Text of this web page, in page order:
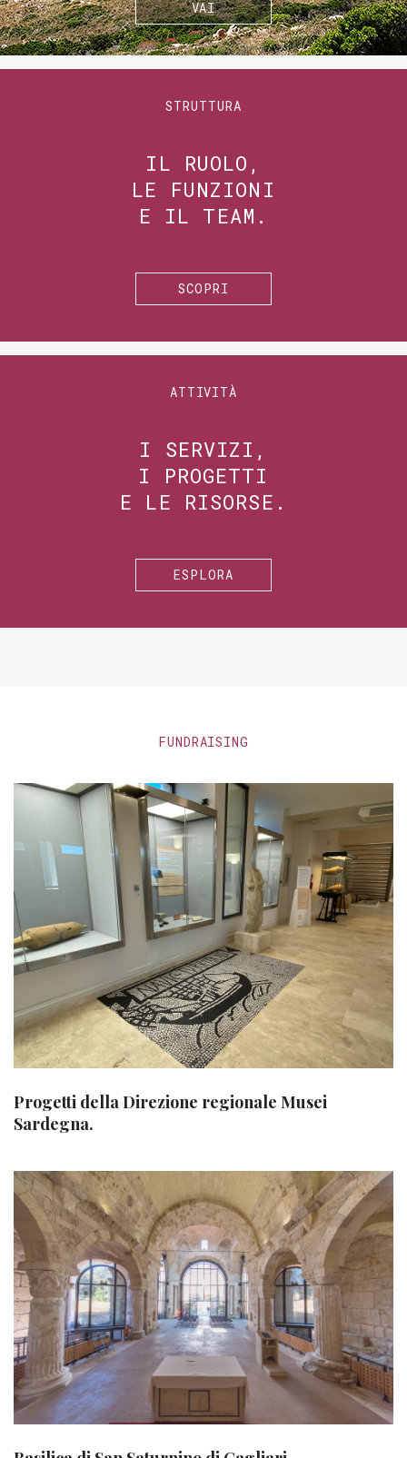
VAI
STRUTTURA
IL RUOLO,
LE FUNZIONI
E IL TEAM.
SCOPRI
ATTIVITÀ
I SERVIZI,
I PROGETTI
E LE RISORSE.
ESPLORA
FUNDRAISING
Progetti della Direzione regionale Musei
Sardegna.